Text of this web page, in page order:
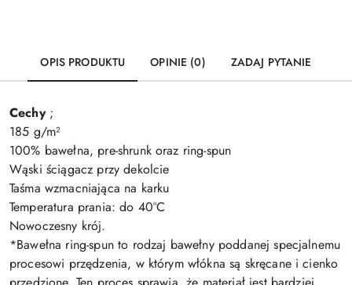
OPIS PRODUKTU OPINIE (0) ZADAJ PYTANIE
Cechy ;
185 g/m²
100% bawełna, pre-shrunk oraz ring-spun
Wąski ściągacz przy dekolcie
Taśma wzmacniająca na karku
Temperatura prania: do 40°C
Nowoczesny krój.
*Bawełna ring-spun to rodzaj bawełny poddanej specjalnemu
procesowi przędzenia, w którym włókna są skręcane i cienko